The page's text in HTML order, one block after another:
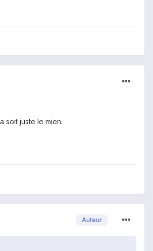
soit juste le mien.
Auteur